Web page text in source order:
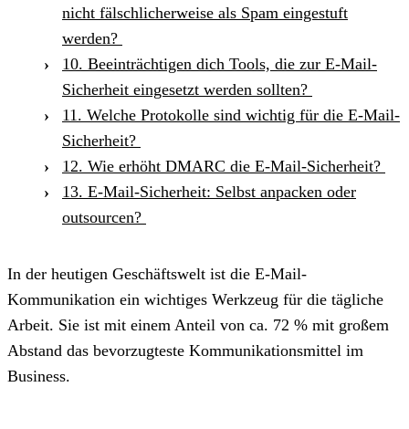
nicht fälschlicherweise als Spam eingestuft
werden?
10. Beeinträchtigen dich Tools, die zur E-Mail-
Sicherheit eingesetzt werden sollten?
11. Welche Protokolle sind wichtig für die E-Mail-
Sicherheit?
12. Wie erhöht DMARC die E-Mail-Sicherheit?
13. E-Mail-Sicherheit: Selbst anpacken oder
outsourcen?
In der heutigen Geschäftswelt ist die E-Mail-
Kommunikation ein wichtiges Werkzeug für die tägliche
Arbeit. Sie ist mit einem Anteil von ca. 72 % mit großem
Abstand das bevorzugteste Kommunikationsmittel im
Business.